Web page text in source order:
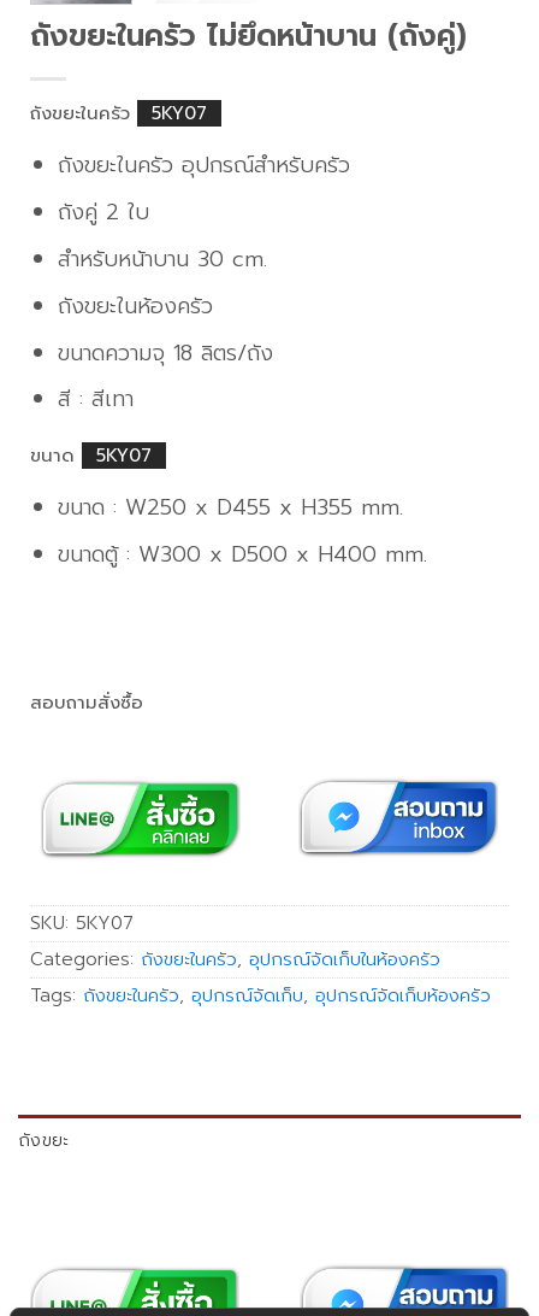
ถังขยะในครัว ไม่ยึดหน้าบาน (ถังคู่)
ถังขยะในครัว 5KY07
ถังขยะในครัว อุปกรณ์สำหรับครัว
ถังคู่ 2 ใบ
สำหรับหน้าบาน 30 cm.
ถังขยะในห้องครัว
ขนาดความจุ 18 ลิตร/ถัง
สี : สีเทา
ขนาด 5KY07
ขนาด : W250 x D455 x H355 mm.
ขนาดตู้ : W300 x D500 x H400 mm.
สอบถามสั่งซื้อ
SKU: 5KY07
Categories: ถังขยะในครัว, อุปกรณ์จัดเก็บในห้องครัว
Tags: ถังขยะในครัว, อุปกรณ์จัดเก็บ, อุปกรณ์จัดเก็บห้องครัว
ถังขยะ